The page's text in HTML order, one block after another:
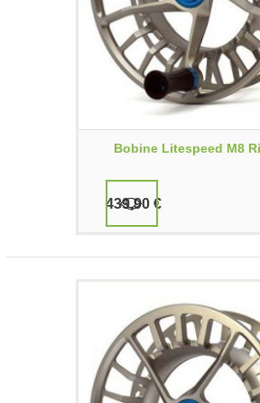
Bobine Litespeed M8
439,90 €